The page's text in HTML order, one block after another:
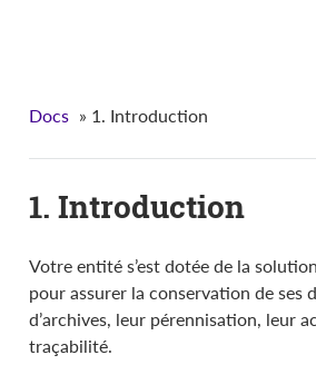
Docs » 1. Introduction
1. Introduction
Votre entité s’est dotée de la
pour assurer la conservation de ses
d’archives, leur pérennisation, leur
traçabilité.